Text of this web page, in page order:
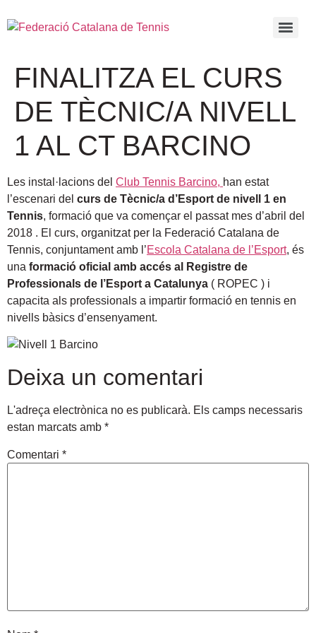
FINALITZA EL CURS
DE TÈCNIC/A NIVELL
1 AL CT BARCINO
Les instal·lacions del Club Tennis Barcino, han estat
l’escenari del curs de Tècnic/a d’Esport de nivell 1 en
Tennis, formació que va començar el passat mes d’abril del
2018 . El curs, organitzat per la Federació Catalana de
Tennis, conjuntament amb l’Escola Catalana de l’Esport, és
una formació oficial amb accés al Registre de
Professionals de l’Esport a Catalunya ( ROPEC ) i
capacita als professionals a impartir formació en tennis en
nivells bàsics d’ensenyament.
Deixa un comentari
L'adreça electrònica no es publicarà. Els camps necessaris
estan marcats amb *
Comentari *